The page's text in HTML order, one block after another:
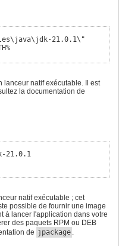
21.0.1\"
rmdir /s /q
--add-modules $MODULES -
%INPUT_DIR% --name
lanceur natif exécutable. Il est
la documentation de
natif exécutable ; cet
possible de fournir une image
à lancer l'application dans votre
des paquets RPM ou DEB
de jpackage .